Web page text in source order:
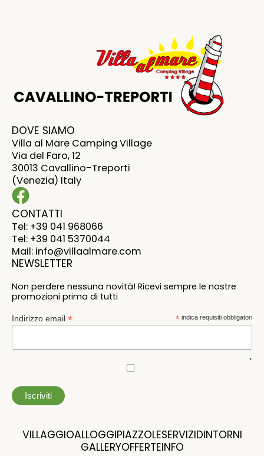
DOVE SIAMO
Villa al Mare Camping Village
Via del Faro, 12
30013 Cavallino-Treporti
(Venezia) Italy
CONTATTI
Tel: +39 041 968066
Tel: +39 041 5370044
Mail: info@villaalmare.com
NEWSLETTER
Non perdere nessuna novità! Ricevi sempre le nostre
promozioni prima di tutti
* indica requisiti obbligatori
Indirizzo email *
*
VILLAGGIOALLOGGIPIAZZOLESERVIZIDINTORNI
GALLERYOFFERTEINFO